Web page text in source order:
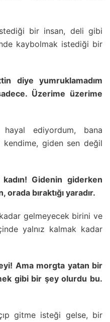
istediği bir insan, deli gibi
kaybolmak istediği bir
diye yumruklamadım
Üzerime üzerime
ediyordum, bana
kendime, giden sen değil
Gidenin giderken
bıraktığı yaradır.
gelmeyecek birini ve
yalnız kalmak kadar
Ama morgta yatan bir
gibi bir şey olurdu bu.
gitme isteği gelse, bir